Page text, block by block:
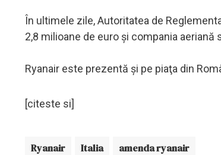
În ultimele zile, Autoritatea de
2,8 milioane de euro şi compania
Ryanair este prezentă şi pe piaţa din
[citeste si]
Ryanair Italia amenda ryanair